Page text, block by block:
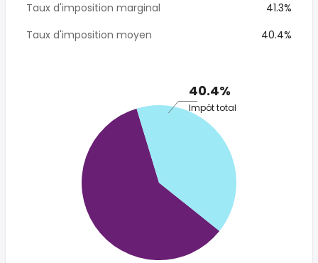
Taux d'imposition marginal
41.3%
Taux d'imposition moyen
40.4%
40.4%
Impôt total